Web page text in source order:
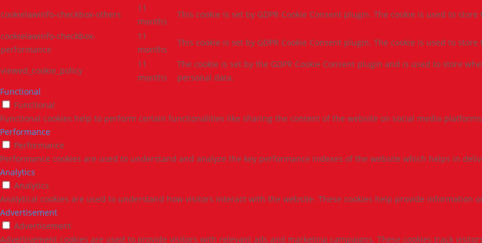
cookielawinfo-checkbox-others
11
months
This cookie is set by GDPR Cookie Consent plugin. The cookie is used to
cookielawinfo-checkbox-
performance
11
months
This cookie is set by GDPR Cookie Consent plugin. The cookie is used to
viewed_cookie_policy
11
months
The cookie is set by the GDPR Cookie Consent plugin and is used to store
personal data.
Functional
Functional
Functional cookies help to perform certain functionalities like sharing the content of the website on social media
Performance
Performance
Performance cookies are used to understand and analyze the key performance indexes of the website which helps in
Analytics
Analytics
Analytical cookies are used to understand how visitors interact with the website. These cookies help provide information
Advertisement
Advertisement
Advertisement cookies are used to provide visitors with relevant ads and marketing campaigns. These cookies track